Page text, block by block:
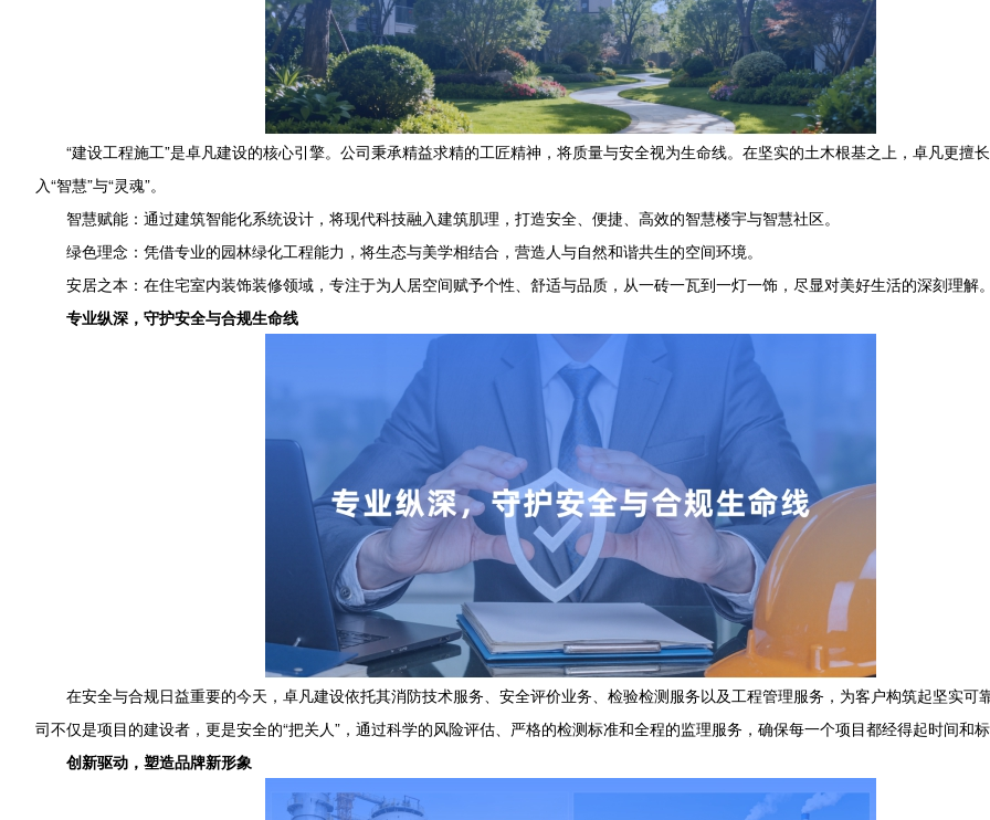
“建设工程施工”是卓凡建设的核心引擎。公司秉承精益求精的工匠精神，将质量与安全视为生命线。在坚实的土木根基之上，卓凡更擅
入“智慧”与“灵魂”。
智慧赋能：通过建筑智能化系统设计，将现代科技融入建筑肌理，打造安全、便捷、高效的智慧楼宇与智慧社区。
绿色理念：凭借专业的园林绿化工程能力，将生态与美学相结合，营造人与自然和谐共生的空间环境。
安居之本：在住宅室内装饰装修领域，专注于为人居空间赋予个性、舒适与品质，从一砖一瓦到一灯一饰，尽显对美好生活的深刻理解
专业纵深，守护安全与合规生命线
在安全与合规日益重要的今天，卓凡建设依托其消防技术服务、安全评价业务、检验检测服务以及工程管理服务，为客户构筑起坚实可
司不仅是项目的建设者，更是安全的“把关人”，通过科学的风险评估、严格的检测标准和全程的监理服务，确保每一个项目都经得起时间和
创新驱动，塑造品牌新形象